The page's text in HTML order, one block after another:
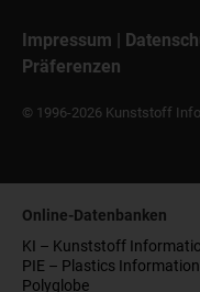
Impressum |
Präferenzen
© 1996-2026 Kunststoff
Online-Datenbanken
KI – Kunststoff
PIE – Plastics
Polyglobe